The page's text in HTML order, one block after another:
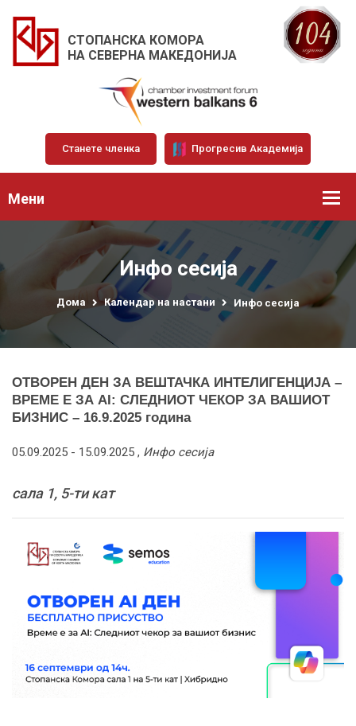
СТОПАНСКА КОМОРА
НА СЕВЕРНА МАКЕДОНИЈА
Станете членка Прогресив Академија
Мени
Инфо сесија
Дома Календар на настани Инфо сесија
ОТВОРЕН ДЕН ЗА ВЕШТАЧКА ИНТЕЛИГЕНЦИЈА –
ВРЕМЕ Е ЗА AI: СЛЕДНИОТ ЧЕКОР ЗА ВАШИОТ
БИЗНИС – 16.9.2025 година
05.09.2025 - 15.09.2025 , Инфо сесија
сала 1, 5-ти кат